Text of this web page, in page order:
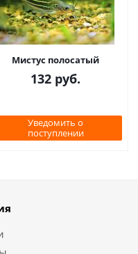
Мистус полосатый
132 руб.
Уведомить о
поступлении